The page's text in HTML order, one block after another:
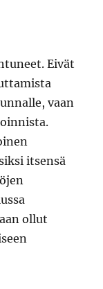
Eivät
vaan
itsensä
ollut